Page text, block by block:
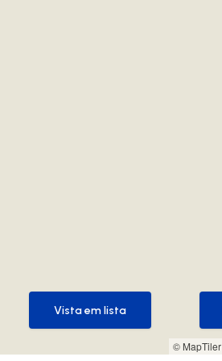
© MapTiler
Vista em lista
Vista em lista